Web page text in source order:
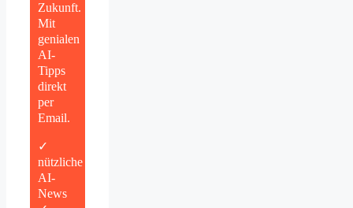
Zukunft.
Mit
genialen
AI-
Tipps
direkt
per
Email.
✓
nützliche
AI-
News